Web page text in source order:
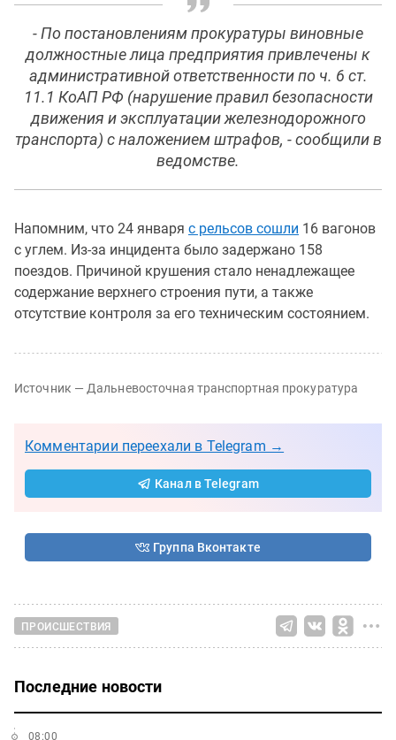
- По постановлениям прокуратуры виновные
должностные лица предприятия привлечены к
административной ответственности по ч. 6 ст.
11.1 КоАП РФ (нарушение правил безопасности
движения и эксплуатации железнодорожного
транспорта) с наложением штрафов, - сообщили в
ведомстве.
Напомним, что 24 января с рельсов сошли 16 вагонов
с углем. Из-за инцидента было задержано 158
поездов. Причиной крушения стало ненадлежащее
содержание верхнего строения пути, а также
отсутствие контроля за его техническим состоянием.
Источник — Дальневосточная транспортная прокуратура
Комментарии переехали в Telegram →
Канал в Telegram
Группа Вконтакте
ПРОИСШЕСТВИЯ
Последние новости
08:00